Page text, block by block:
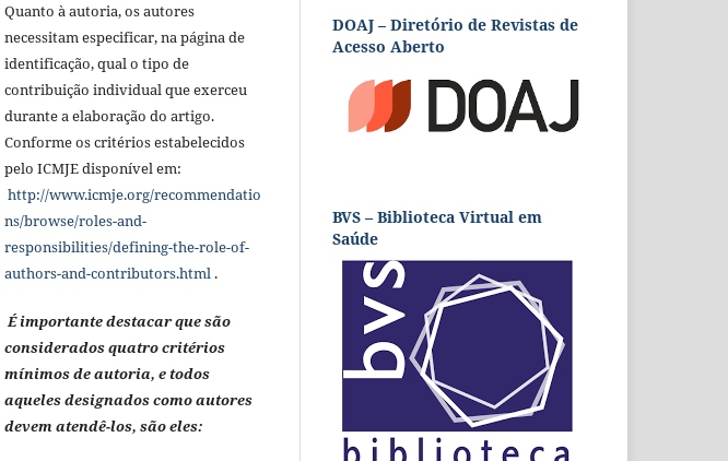
Quanto à autoria, os autores
necessitam especificar, na página de
identificação, qual o tipo de
contribuição individual que exerceu
durante a elaboração do artigo.
Conforme os critérios estabelecidos
pelo ICMJE disponível em:
http://www.icmje.org/recommendatio
ns/browse/roles-and-
responsibilities/defining-the-role-of-
authors-and-contributors.html .
É importante destacar que são
considerados quatro critérios
mínimos de autoria, e todos
aqueles designados como autores
devem atendê-los, são eles:
DOAJ – Diretório de Revistas de
Acesso Aberto
BVS – Biblioteca Virtual em
Saúde